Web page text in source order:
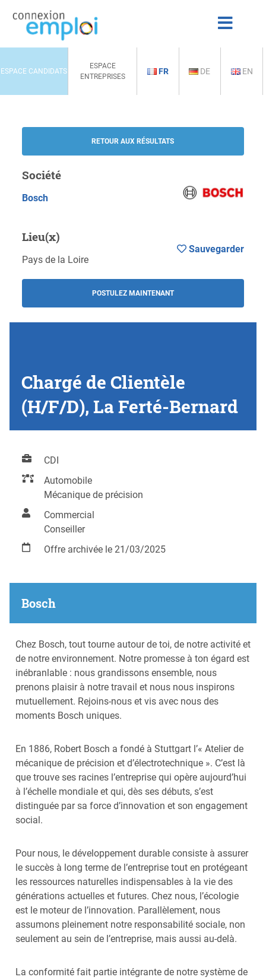
ESPACE CANDIDATS
ESPACE
ENTREPRISES
FR DE EN
RETOUR AUX RÉSULTATS
Société
Bosch
Lieu(x)
Pays de la Loire
POSTULEZ MAINTENANT
Sauvegarder
Chargé de Clientèle
(H/F/D), La Ferté-Bernard
CDI
Automobile
Mécanique de précision
Commercial
Conseiller
Offre archivée le 21/03/2025
Bosch
Chez Bosch, tout tourne autour de toi, de notre activité et
de notre environnement. Notre promesse à ton égard est
inébranlable : nous grandissons ensemble, nous
prenons plaisir à notre travail et nous nous inspirons
mutuellement. Rejoins-nous et vis avec nous des
moments Bosch uniques.
En 1886, Robert Bosch a fondé à Stuttgart l’« Atelier de
mécanique de précision et d’électrotechnique ». C’est là
que trouve ses racines l’entreprise qui opère aujourd’hui
à l’échelle mondiale et qui, dès ses débuts, s’est
distinguée par sa force d’innovation et son engagement
social.
Pour nous, le développement durable consiste à assurer
le succès à long terme de l’entreprise tout en protégeant
les ressources naturelles indispensables à la vie des
générations actuelles et futures. Chez nous, l’écologie
est le moteur de l’innovation. Parallèlement, nous
assumons pleinement notre responsabilité sociale, non
seulement au sein de l’entreprise, mais aussi au-delà.
La conformité fait partie intégrante de notre système de